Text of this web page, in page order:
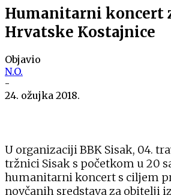
Humanitarni koncert
Hrvatske Kostajnice
Objavio
N.O.
-
24. ožujka 2018.
U organizaciji BBK Sisak, 04.
tržnici Sisak s početkom u 20
humanitarni koncert s ciljem
novčanih sredstava za obitelji